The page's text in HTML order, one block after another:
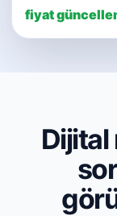
fiyat
Dijital